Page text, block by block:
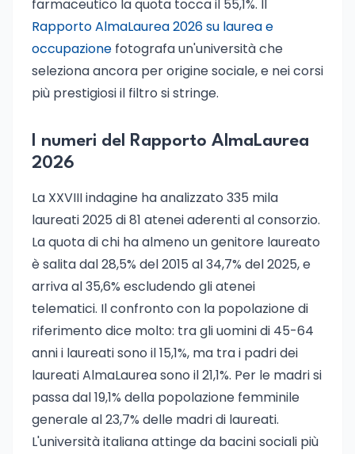
farmaceutico la quota tocca il 55,1%. Il
Rapporto AlmaLaurea 2026 su laurea e
occupazione fotografa un'università che
seleziona ancora per origine sociale, e nei corsi
più prestigiosi il filtro si stringe.
I numeri del Rapporto AlmaLaurea
2026
La XXVIII indagine ha analizzato 335 mila
laureati 2025 di 81 atenei aderenti al consorzio.
La quota di chi ha almeno un genitore laureato
è salita dal 28,5% del 2015 al 34,7% del 2025, e
arriva al 35,6% escludendo gli atenei
telematici. Il confronto con la popolazione di
riferimento dice molto: tra gli uomini di 45-64
anni i laureati sono il 15,1%, ma tra i padri dei
laureati AlmaLaurea sono il 21,1%. Per le madri si
passa dal 19,1% della popolazione femminile
generale al 23,7% delle madri di laureati.
L'università italiana attinge da bacini sociali più